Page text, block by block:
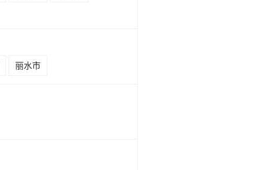
丽水市